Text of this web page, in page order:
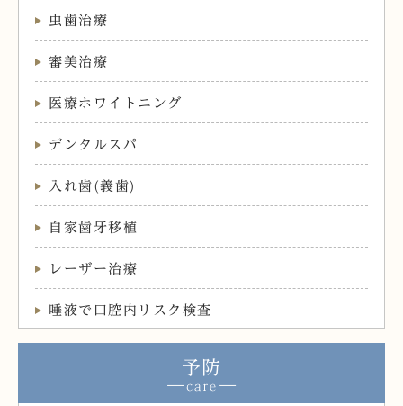
虫歯治療
審美治療
医療ホワイトニング
デンタルスパ
入れ歯(義歯)
自家歯牙移植
レーザー治療
唾液で口腔内リスク検査
予防